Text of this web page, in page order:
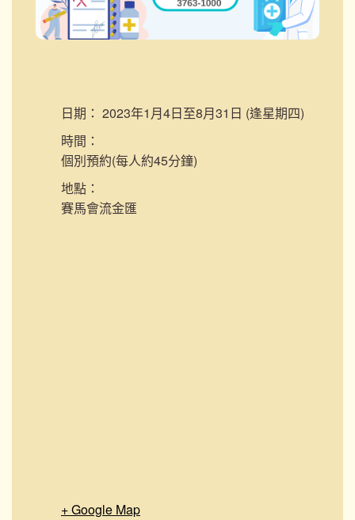
日期： 2023年1月4日至8月31日 (逢星期四)
時間：
個別預約(每人約45分鐘)
地點：
賽馬會流金匯
+ Google Map